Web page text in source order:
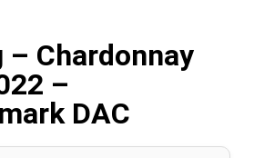
– Chardonnay
–
DAC